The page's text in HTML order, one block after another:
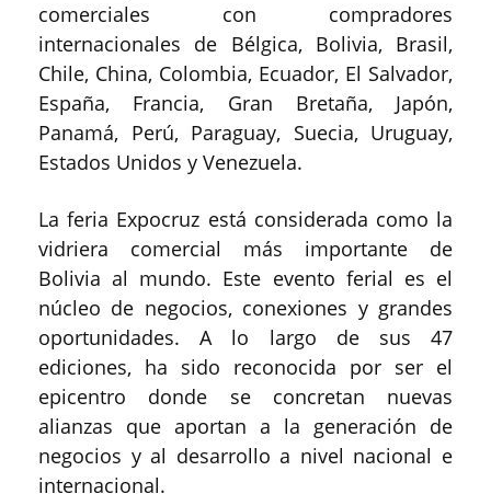
comerciales con compradores
internacionales de Bélgica, Bolivia, Brasil,
Chile, China, Colombia, Ecuador, El Salvador,
España, Francia, Gran Bretaña, Japón,
Panamá, Perú, Paraguay, Suecia, Uruguay,
Estados Unidos y Venezuela.
La feria Expocruz está considerada como la
vidriera comercial más importante de
Bolivia al mundo. Este evento ferial es el
núcleo de negocios, conexiones y grandes
oportunidades. A lo largo de sus 47
ediciones, ha sido reconocida por ser el
epicentro donde se concretan nuevas
alianzas que aportan a la generación de
negocios y al desarrollo a nivel nacional e
internacional.